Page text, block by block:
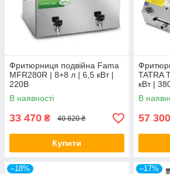
Фритюрниця подвійна Fama
MFR280R | 8+8 л | 6,5 кВт |
220В
В наявності
33 470 ₴ 40 820 ₴
Купити
TATRA
кВт |
В
57 300
–18% –17%